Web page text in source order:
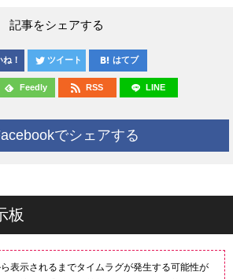
記事をシェアする
ね！ ツイート はてブ
Feedly RSS LINE
でシェアする
板
表示されるまでタイムラグが発生する可能性が